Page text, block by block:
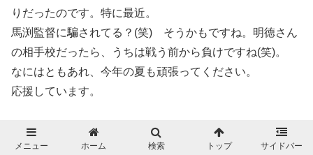
りだったのです。特に最近。
馬渕監督に騙されてる？(笑) そうかもですね。明徳さん
の相手校だったら、うちは戦う前から負けですね(笑)。
なにはともあれ、今年の夏も頑張ってください。
応援しています。
名無しさん
メニュー ホーム 検索 トップ サイドバー